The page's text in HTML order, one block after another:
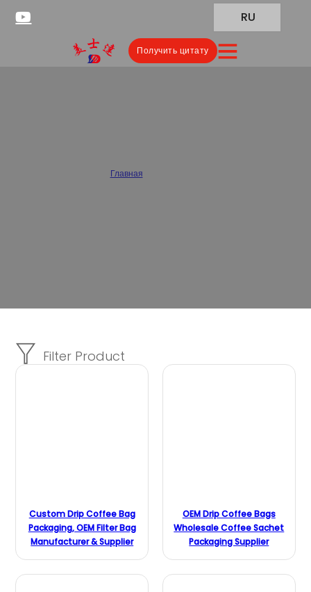
RU
Получить цитату
Главная
Custom Drip Coffee Bag
Packaging, OEM Filter Bag
Manufacturer & Supplier
OEM Drip Coffee Bags
Wholesale Coffee Sachet
Packaging Supplier